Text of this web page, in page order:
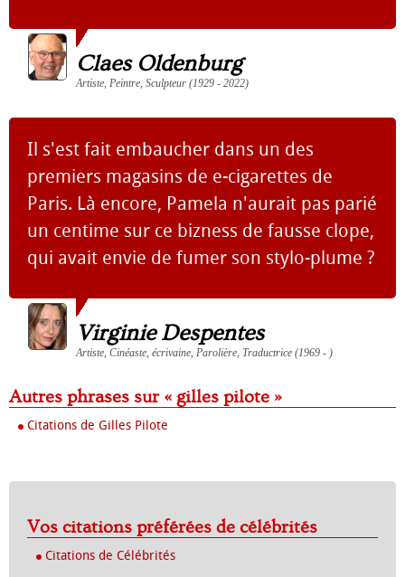
Claes Oldenburg
Artiste, Peintre, Sculpteur (1929 - 2022)
Il s'est fait embaucher dans un des
premiers magasins de e-cigarettes de
Paris. Là encore, Pamela n'aurait pas parié
un centime sur ce bizness de fausse clope,
qui avait envie de fumer son stylo-plume ?
Virginie Despentes
Artiste, Cinéaste, écrivaine, Parolière, Traductrice (1969 - )
Autres phrases sur « gilles pilote »
Citations de Gilles Pilote
Vos citations préférées de célébrités
Citations de Célébrités